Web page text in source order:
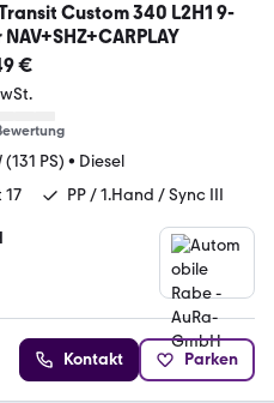
Custom 340 L2H1 9-
€
PS) • Diesel
17 PP / 1.Hand / Sync III
Kontakt Parken